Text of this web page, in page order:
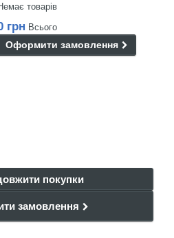
товарів
грн Всього
Оформити замовлення
покупки
замовлення